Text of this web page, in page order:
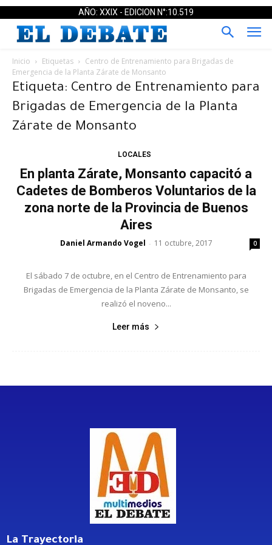
AÑO: XXIX - EDICION N°:10.519
Inicio Etiquetas
Centro de Entrenamiento para Brigadas de
Emergencia de la Planta Zárate de Monsanto
Etiqueta: Centro de Entrenamiento para
Brigadas de Emergencia de la Planta
Zárate de Monsanto
LOCALES
En planta Zárate, Monsanto capacitó a
Cadetes de Bomberos Voluntarios de la
zona norte de la Provincia de Buenos
Aires
Daniel Armando Vogel - 11 octubre, 2017 0
El sábado 7 de octubre, en el Centro de Entrenamiento para
Brigadas de Emergencia de la Planta Zárate de Monsanto, se
realizó el noveno...
Leer más
La Trayectoria